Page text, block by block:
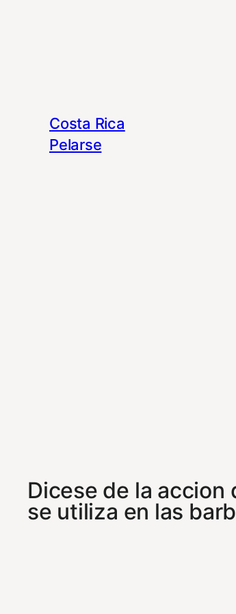
Costa Rica
Pelarse
Dicese de la
se utiliza en las